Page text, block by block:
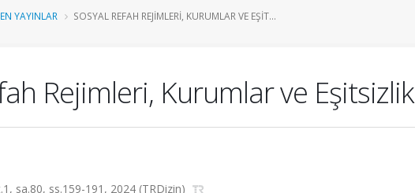
YAYINLAR SOSYAL REFAH REJIMLERI, KURUMLAR VE EŞIT...
Rejimleri, Kurumlar ve Eşitsizlik
sa.80, ss.159-191, 2024 (TRDizin)